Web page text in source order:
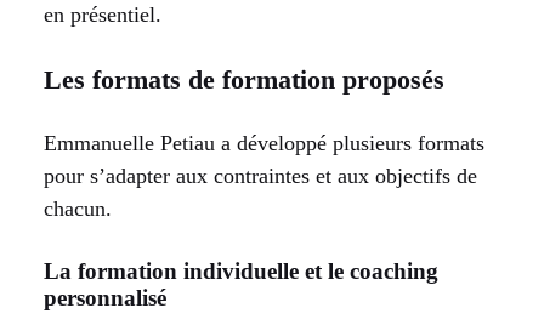
en présentiel.
Les formats de formation proposés
Emmanuelle Petiau a développé plusieurs formats
pour s’adapter aux contraintes et aux objectifs de
chacun.
La formation individuelle et le coaching
personnalisé